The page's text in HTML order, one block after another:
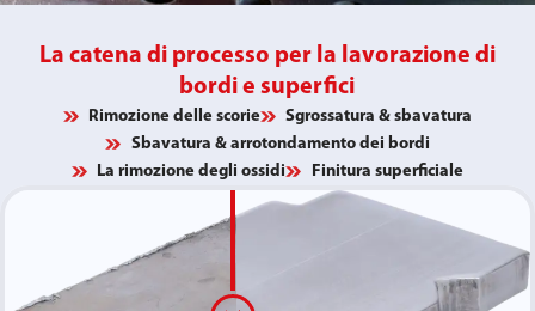
La catena di processo per la lavorazione di
bordi e superfici
Rimozione delle scorie
Sgrossatura & sbavatura
Sbavatura & arrotondamento dei bordi
La rimozione degli ossidi
Finitura superficiale